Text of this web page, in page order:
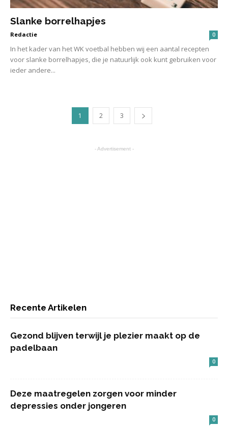
Slanke borrelhapjes
Redactie 0
In het kader van het WK voetbal hebben wij een aantal recepten
voor slanke borrelhapjes, die je natuurlijk ook kunt gebruiken voor
ieder andere...
1 2 3
- Advertisement -
Recente Artikelen
Gezond blijven terwijl je plezier maakt op de
padelbaan
0
Deze maatregelen zorgen voor minder
depressies onder jongeren
0